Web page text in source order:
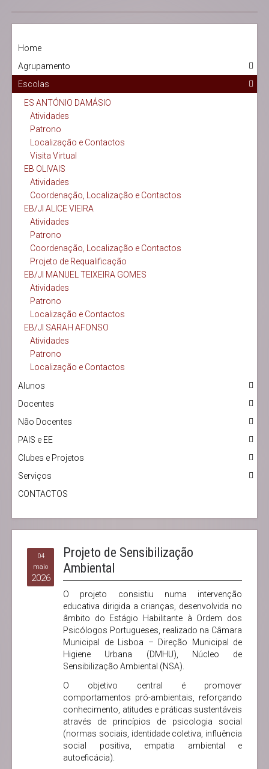
Home
Agrupamento
Escolas
ES ANTÓNIO DAMÁSIO
Atividades
Patrono
Localização e Contactos
Visita Virtual
EB OLIVAIS
Atividades
Coordenação, Localização e Contactos
EB/JI ALICE VIEIRA
Atividades
Patrono
Coordenação, Localização e Contactos
Projeto de Requalificação
EB/JI MANUEL TEIXEIRA GOMES
Atividades
Patrono
Localização e Contactos
EB/JI SARAH AFONSO
Atividades
Patrono
Localização e Contactos
Alunos
Docentes
Não Docentes
PAIS e EE
Clubes e Projetos
Serviços
CONTACTOS
04
maio
2026
Projeto de Sensibilização
Ambiental
O projeto consistiu numa intervenção
educativa dirigida a crianças, desenvolvida no
âmbito do Estágio Habilitante à Ordem dos
Psicólogos Portugueses, realizado na Câmara
Municipal de Lisboa – Direção Municipal de
Higiene Urbana (DMHU), Núcleo de
Sensibilização Ambiental (NSA).
O objetivo central é promover
comportamentos pró-ambientais, reforçando
conhecimento, atitudes e práticas sustentáveis
através de princípios de psicologia social
(normas sociais, identidade coletiva, influência
social positiva, empatia ambiental e
autoeficácia).